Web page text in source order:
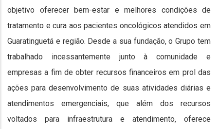
objetivo oferecer bem-estar e melhores condições de
tratamento e cura aos pacientes oncológicos atendidos em
Guaratinguetá e região. Desde a sua fundação, o Grupo tem
trabalhado incessantemente junto à comunidade e
empresas a fim de obter recursos financeiros em prol das
ações para desenvolvimento de suas atividades diárias e
atendimentos emergenciais, que além dos recursos
voltados para infraestrutura e atendimento, oferece